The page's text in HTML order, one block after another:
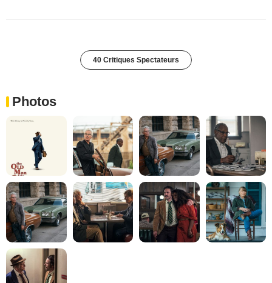
40 Critiques Spectateurs
Photos